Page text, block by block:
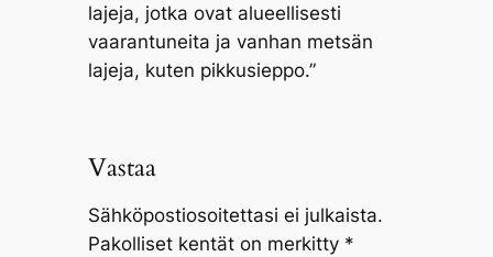
lajeja, jotka ovat alueellisesti
vaarantuneita ja vanhan metsän
lajeja, kuten pikkusieppo.”
Vastaa
Sähköpostiosoitettasi ei julkaista.
Pakolliset kentät on merkitty *